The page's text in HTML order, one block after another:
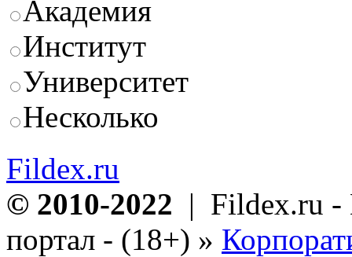
Академия
Институт
Университет
Несколько
Fildex.ru
© 2010-2022 | Fildex.ru -
портал - (18+) »